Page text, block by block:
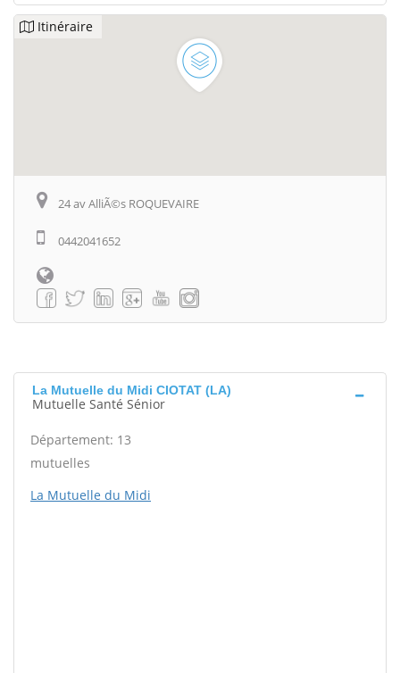
Itinéraire
24 av AlliÃ©s ROQUEVAIRE
0442041652
La Mutuelle du Midi CIOTAT (LA)
Mutuelle Santé Sénior
Département: 13
mutuelles
La Mutuelle du Midi